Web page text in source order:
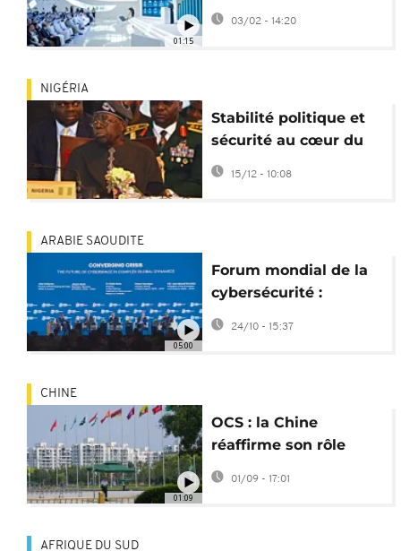
01:15
pour l’Afrique dans le
03/02 - 14:20
NIGÉRIA
Stabilité politique et
sécurité au cœur du
sommet de la
CEDEAO
15/12 - 10:08
05:00
ARABIE SAOUDITE
Forum mondial de la
cybersécurité :
Comment garantir la
sécurité en ligne ?
24/10 - 15:37
01:09
CHINE
OCS : la Chine
réaffirme son rôle
central sur la scène
eurasiatique
01/09 - 17:01
AFRIQUE DU SUD